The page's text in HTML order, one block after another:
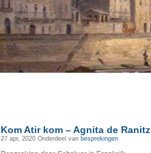
Kom Atir kom – Agnita de Ranitz
27 apr, 2020 Onderdeel van besprekingen